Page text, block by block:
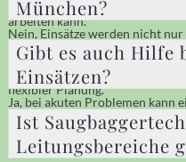
arbeiten kann.
München?
Nein, Einsätze werden nicht
umliegenden Region
Auftraggeber in München und
flexibler Planung.
Gibt es auch Hilfe
Einsätzen?
Ja, bei akuten Problemen
werden. Das ist besonders
oder Anlagen kurzfristig
Ist
Leitungsbereiche